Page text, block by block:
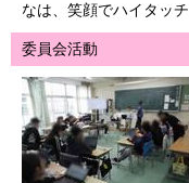
なは、笑顔でハイタッ
委員会活動